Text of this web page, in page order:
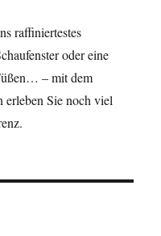
raffiniertestes
oder eine
– mit dem
erleben Sie noch viel